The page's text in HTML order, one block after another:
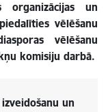
organizācijas un
vēlēšanu
vēlēšanu
komisiju darbā.
un